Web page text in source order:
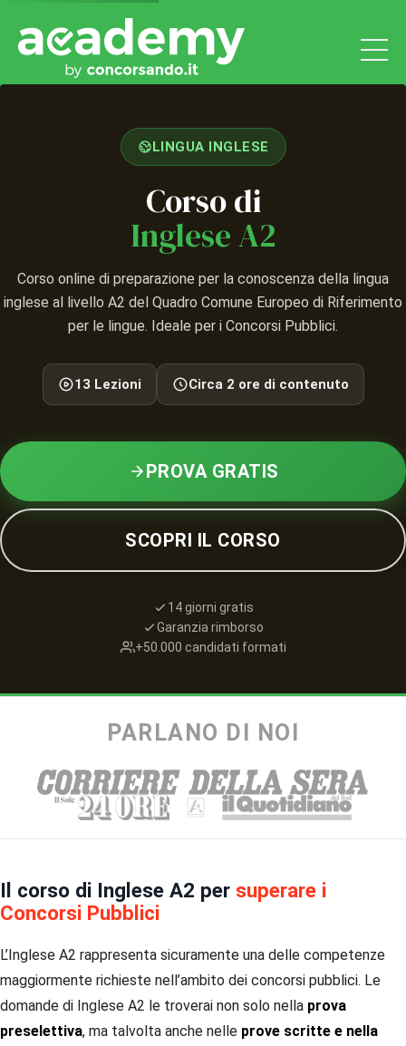
LINGUA INGLESE
Corso di
Inglese A2
Corso online di preparazione per la conoscenza della lingua
inglese al livello A2 del Quadro Comune Europeo di Riferimento
per le lingue. Ideale per i Concorsi Pubblici.
13 Lezioni Circa 2 ore di contenuto
PROVA GRATIS
SCOPRI IL CORSO
14 giorni gratis
Garanzia rimborso
+50.000 candidati formati
PARLANO DI NOI
Il corso di Inglese A2 per superare i
Concorsi Pubblici
L’Inglese A2 rappresenta sicuramente una delle competenze
maggiormente richieste nell’ambito dei concorsi pubblici. Le
domande di Inglese A2 le troverai non solo nella prova
preselettiva, ma talvolta anche nelle prove scritte e nella